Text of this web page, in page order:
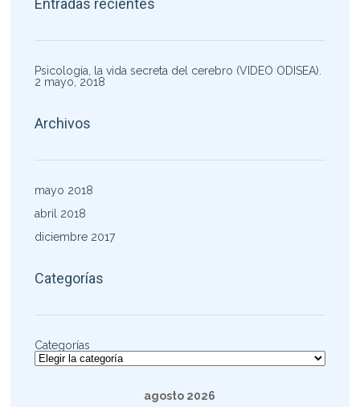
Psicología, la vida secreta del cerebro (VIDEO ODISEA).
2 mayo, 2018
Archivos
mayo 2018
abril 2018
diciembre 2017
Categorías
Categorías
agosto 2026